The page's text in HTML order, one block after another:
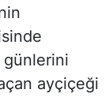
ayçiçeği